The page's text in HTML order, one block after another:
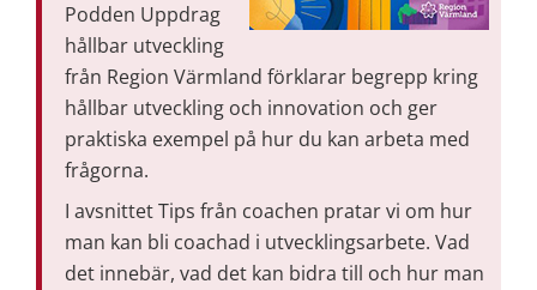
Podden Uppdrag
hållbar utveckling
från Region Värmland förklarar begrepp kring
hållbar utveckling och innovation och ger
praktiska exempel på hur du kan arbeta med
frågorna.
I avsnittet Tips från coachen pratar vi om hur
man kan bli coachad i utvecklingsarbete. Vad
det innebär, vad det kan bidra till och hur man